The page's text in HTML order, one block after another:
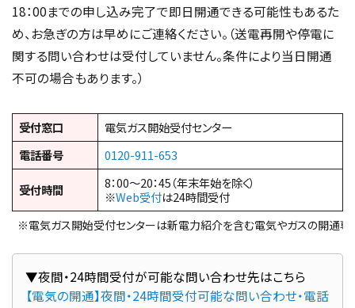
18：00までの申し込み完了で即日開通できる可能性もあるた
め、お急ぎの方は早めにご連絡ください。（送電再開や停電に
関する問い合わせは受付していません。条件により当日開通
不可の場合もあります。）
受付窓口
電気ガス開始受付センター
電話番号
0120-911-653
受付時間
8：00～20：45（年末年始を除く）
※Web受付は24時間受付
※電気ガス開始受付センターは新電力紹介を含む電気やガスの開通専
【電気の開通】夜間・24時間受付可能な問い合わせ・電話